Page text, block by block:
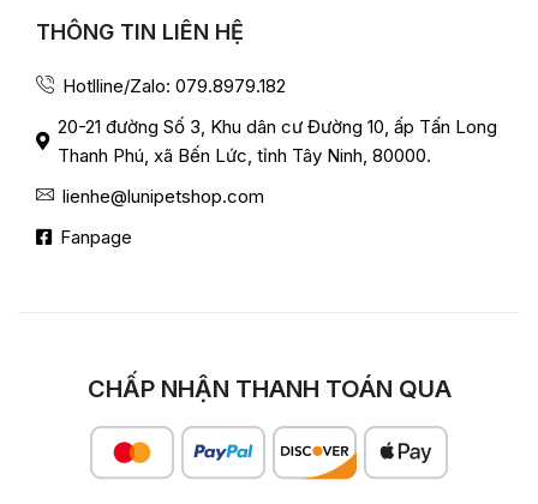
THÔNG TIN LIÊN HỆ
Hotlline/Zalo: 079.8979.182
20-21 đường Số 3, Khu dân cư Đường 10, ấp Tấn Long
Thanh Phú, xã Bến Lức, tỉnh Tây Ninh, 80000.
lienhe@lunipetshop.com
Fanpage
CHẤP NHẬN THANH TOÁN QUA